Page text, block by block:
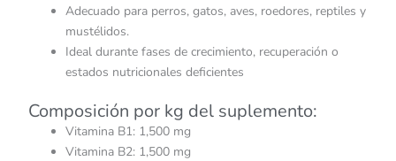
Adecuado para perros, gatos, aves, roedores, reptiles y
mustélidos.
Ideal durante fases de crecimiento, recuperación o
estados nutricionales deficientes
Composición por kg del suplemento:
Vitamina B1: 1,500 mg
Vitamina B2: 1,500 mg